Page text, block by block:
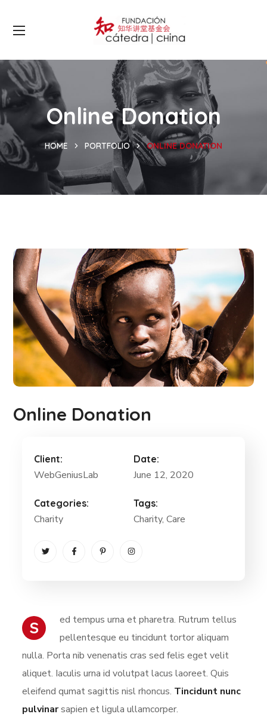
Online Donation
HOME PORTFOLIO ONLINE DONATION
Online Donation
S
ed tempus urna et pharetra. Rutrum tellus
pellentesque eu tincidunt tortor aliquam
nulla. Porta nib venenatis cras sed felis eget velit
aliquet. Iaculis urna id volutpat lacus laoreet. Quis
eleifend qumat sagittis nisl rhoncus. Tincidunt nunc
pulvinarsapien et ligula ullamcorper.
Client:
WebGeniusLab
Date:
June 12, 2020
Categories:
Charity
Tags:
Charity, Care